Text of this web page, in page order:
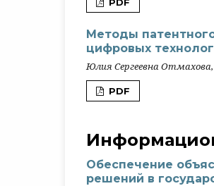
Методы
цифровых
Юлия Сергеевна
PDF
Обеспечение
решений в